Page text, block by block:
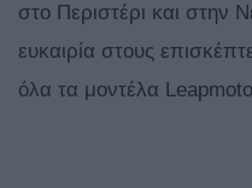
στο Περιστέρι και στην
ευκαιρία στους
όλα τα μοντέλα